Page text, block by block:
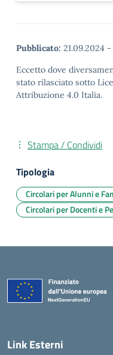
Pubblicato: 21.09.2024 -
Eccetto dove
stato rilasciato sotto
Attribuzione 4.0 Italia.
Stampa / Condividi
Tipologia
Circolari per Alunni e
Circolari per Docenti e
Link Esterni